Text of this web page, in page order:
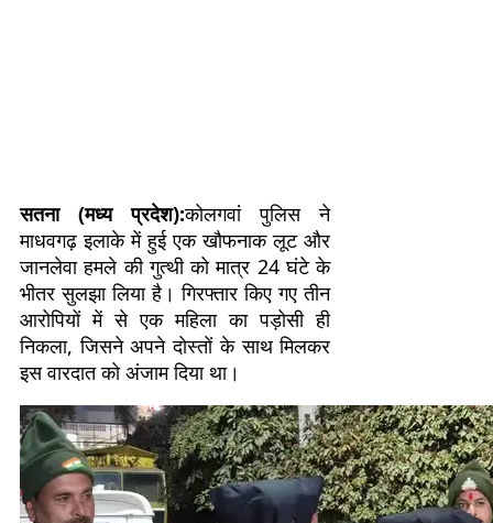
सतना (मध्य प्रदेश):कोलगवां पुलिस ने
माधवगढ़ इलाके में हुई एक खौफनाक लूट और
जानलेवा हमले की गुत्थी को मात्र 24 घंटे के
भीतर सुलझा लिया है। गिरफ्तार किए गए तीन
आरोपियों में से एक महिला का पड़ोसी ही
निकला, जिसने अपने दोस्तों के साथ मिलकर
इस वारदात को अंजाम दिया था।